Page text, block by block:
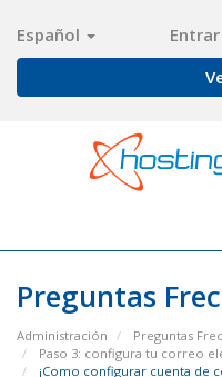
Español Entrar
Preguntas
Administración
Preguntas
Paso 3: configura tu correo
¡Como configurar cuenta de